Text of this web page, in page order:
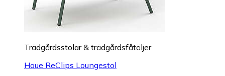
Trädgårdsstolar & trädgårdsfåtöljer
Houe ReClips Loungestol